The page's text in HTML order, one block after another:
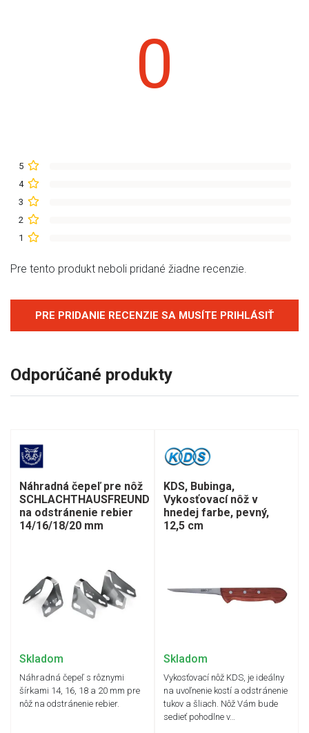
0
5
4
3
2
1
Pre tento produkt neboli pridané žiadne recenzie.
PRE PRIDANIE RECENZIE SA MUSÍTE PRIHLÁSIŤ
Odporúčané produkty
Náhradná čepeľ pre nôž
SCHLACHTHAUSFREUND
na odstránenie rebier
14/16/18/20 mm
Skladom
Náhradná čepeľ s rôznymi
šírkami 14, 16, 18 a 20 mm pre
nôž na odstránenie rebier.
KDS, Bubinga,
Vykosťovací nôž v
hnedej farbe, pevný,
12,5 cm
Skladom
Vykosťovací nôž KDS, je ideálny
na uvoľnenie kostí a odstránenie
tukov a šliach. Nôž Vám bude
sedieť pohodlne v…